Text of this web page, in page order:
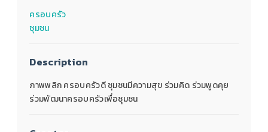
ครอบครัว
ชุมชน
Description
ภาพพลิก ครอบครัวดี ชุมชนมีความสุข ร่วมคิด ร่วมพูดคุย
ร่วมพัฒนาครอบครัวเพื่อชุมชน